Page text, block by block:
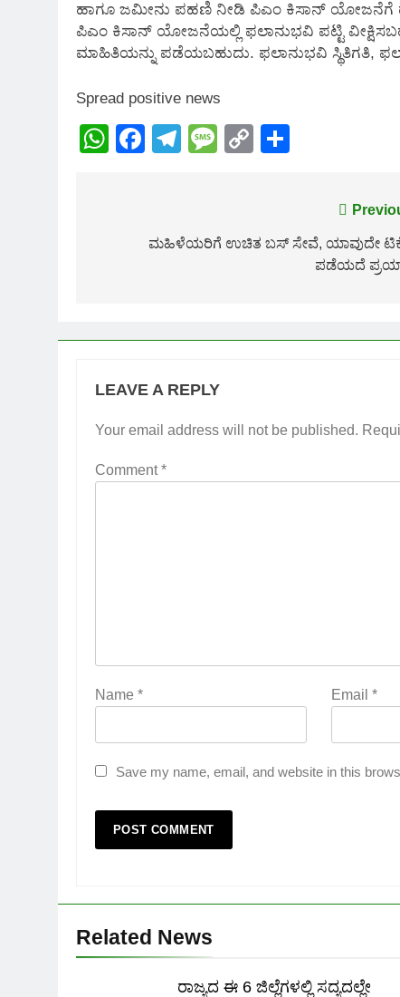
ಹಾಗೂ ಜಮೀನು ಪಹಣಿ ನೀಡಿ ಪಿಎಂ ಕಿಸಾನ್ ಯೋಜನೆಗೆ
ಪಿಎಂ ಕಿಸಾನ್ ಯೋಜನೆಯಲ್ಲಿ ಫಲಾನುಭವಿ ಪಟ್ಟಿ
ಮಾಹಿತಿಯನ್ನು ಪಡೆಯಬಹುದು. ಫಲಾನುಭವಿ ಸ್ಥಿತಿಗತಿ,
Spread positive news
WhatsApp
Facebook
Telegram
Message
Copy
navigation
ಮಹಿಳೆಯರಿಗೆ ಉಚಿತ ಬಸ್ ಸೇವೆ, ಯಾವುದೇ
ಪಡೆಯದೆ
LEAVE A REPLY
Your email address will not be published.
Comment*
Name * Email *
Save my name, email, and website in this
Related News
ರಾಜ್ಯದ ಈ 6 ಜಿಲ್ಲೆಗಳಲ್ಲಿ ಸದ್ಯದಲ್ಲೇ